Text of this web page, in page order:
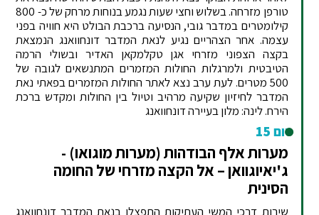
טורפן מזרחה. בשלוש וחצי שעות נגמע בנוחות מרחק של כ- 800
קילומטרים במדבר גובי, הנסיעה ברכבת הבולט היא חוויה בפני
עצמה. אחר הצהריים נגיע לנאת המדבר דונחוואנג הנמצאת
בקצה הצפוני מזרחי אגן טקלמקאן האדיר ובשולי הרמה
הטיבטית ולמרגלות החולות המזמרים המתנשאים לגובה של
500 מטרים. לעת ערב נצא לאתר החולות המזמרים בפאתי נאת
המדבר לחיזיון שקיעה מרהיב וטיול בין החולות ומקדש ברכת
הירח. לינה: מלון בעיירה דונחוואנג
יום 15
מערות אלף הבודהות (מערות מוגואו) -
ג'יאיוגוואן – אל הקצה מזרחי של החומה
הסינית
שירות דרכי המשי העתיקות התפצלו בנאת המדבר דונחוואנג